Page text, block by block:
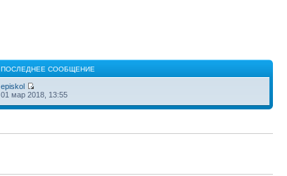
ПОСЛЕДНЕЕ СООБЩЕНИЕ
episkol
01 мар 2018, 13:55